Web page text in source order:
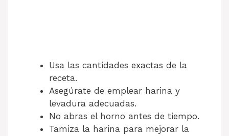
Usa las cantidades exactas de la
receta.
Asegúrate de emplear harina y
levadura adecuadas.
No abras el horno antes de tiempo.
Tamiza la harina para mejorar la